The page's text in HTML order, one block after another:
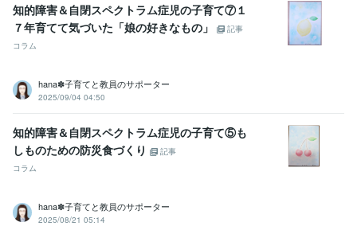
知的障害＆自閉スペクトラム症児の子育て⑦１
７年育てて気づいた「娘の好きなもの」
記事
コラム
hana✽子育てと教員のサポーター
2025/09/04 04:50
知的障害＆自閉スペクトラム症児の子育て⑤も
しものための防災食づくり
記事
コラム
hana✽子育てと教員のサポーター
2025/08/21 05:14